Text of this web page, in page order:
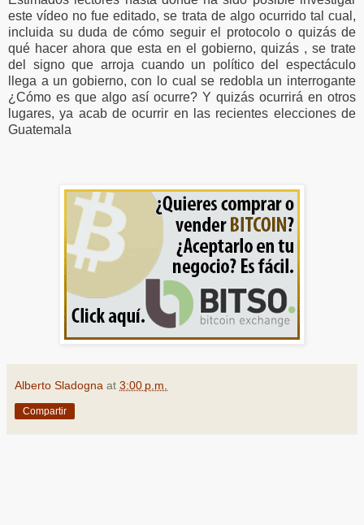
este vídeo no fue editado, se trata de algo ocurrido tal cual,
incluida su duda de cómo seguir el protocolo o quizás de
qué hacer ahora que esta en el gobierno, quizás , se trate
del signo que arroja cuando un político del espectáculo
llega a un gobierno, con lo cual se redobla un interrogante
¿Cómo es que algo así ocurre? Y quizás ocurrirá en otros
lugares, ya acab de ocurrir en las recientes elecciones de
Guatemala
Alberto Sladogna at 3:00 p.m.
Compartir